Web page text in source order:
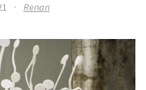
· Renan